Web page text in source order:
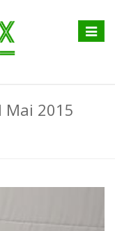
Afficher
menu
Mai 2015